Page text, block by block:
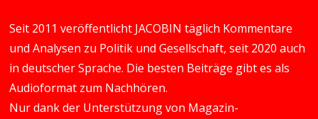
Seit 2011 veröffentlicht JACOBIN täglich Kommentare
und Analysen zu Politik und Gesellschaft, seit 2020 auch
in deutscher Sprache. Die besten Beiträge gibt es als
Audioformat zum Nachhören.
Nur dank der Unterstützung von Magazin-